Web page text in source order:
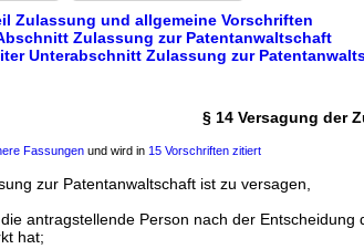
Zulassung und allgemeine Vorschriften
Zulassung zur Patentanwaltschaft
Unterabschnitt Zulassung zur
§ 14 Versagung der
Fassungen und wird in 15 Vorschriften zitiert
zur Patentanwaltschaft ist zu versagen,
antragstellende Person nach der
hat;